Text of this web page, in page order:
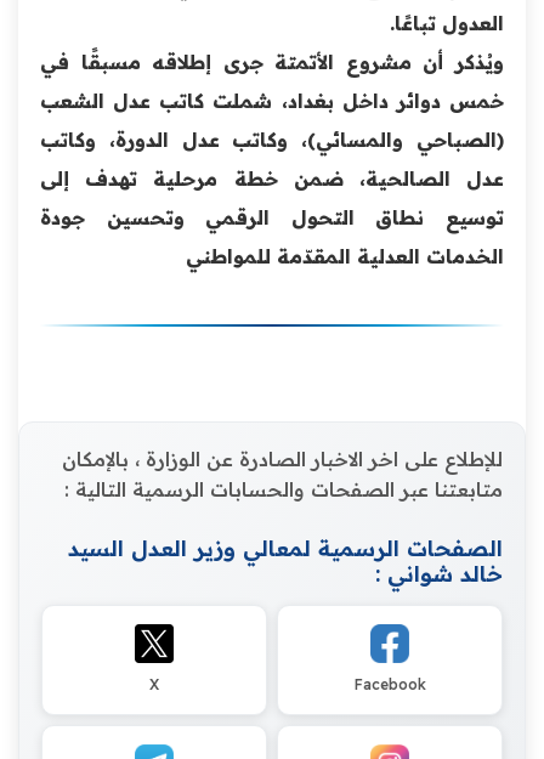
العدول تباعًا.
ويُذكر أن مشروع الأتمتة جرى إطلاقه مسبقًا في
خمس دوائر داخل بغداد، شملت كاتب عدل الشعب
(الصباحي والمسائي)، وكاتب عدل الدورة، وكاتب
عدل الصالحية، ضمن خطة مرحلية تهدف إلى
توسيع نطاق التحول الرقمي وتحسين جودة
الخدمات العدلية المقدّمة للمواطني
للإطلاع على اخر الاخبار الصادرة عن الوزارة ، بالإمكان
متابعتنا عبر الصفحات والحسابات الرسمية التالية :
الصفحات الرسمية لمعالي وزير العدل السيد
خالد شواني :
Facebook
X